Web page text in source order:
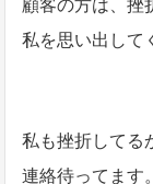
顧客の方は、挫
私を思い出して
私も挫折してる
連絡待ってます